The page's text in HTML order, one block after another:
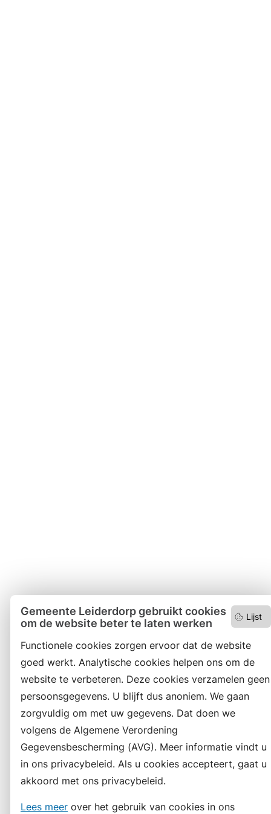
Lijst
Gemeente Leiderdorp gebruikt cookies
om de website beter te laten werken
Functionele cookies zorgen ervoor dat de website
goed werkt. Analytische cookies helpen ons om de
website te verbeteren. Deze cookies verzamelen geen
persoonsgegevens. U blijft dus anoniem. We gaan
zorgvuldig om met uw gegevens. Dat doen we
volgens de Algemene Verordening
Gegevensbescherming (AVG). Meer informatie vindt u
in ons privacybeleid. Als u cookies accepteert, gaat u
akkoord met ons privacybeleid.
Lees meer over het gebruik van cookies in ons